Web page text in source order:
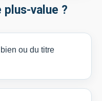
plus-value ?
ou du titre